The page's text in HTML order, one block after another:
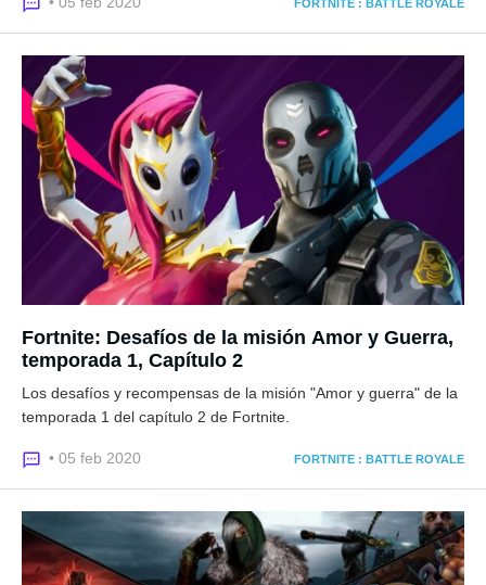
FORTNITE : BATTLE ROYALE
Fortnite: Desafíos de la misión Amor y Guerra,
temporada 1, Capítulo 2
Los desafíos y recompensas de la misión "Amor y guerra" de la
temporada 1 del capítulo 2 de Fortnite.
• 05 feb 2020 FORTNITE : BATTLE ROYALE